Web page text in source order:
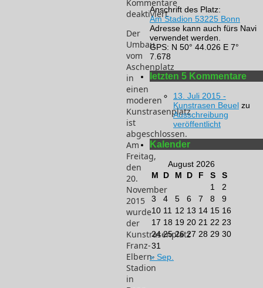
Kommentare
deaktiviert
Kunstrasenplatz
“Franz-
Elbern-
Stadion”
ist
fertig!
Der
Umbau
vom
Aschenplatz
in
einen
moderen
Kunstrasenplatz
ist
abgeschlossen.
Am
Freitag,
den
20.
November
2015
wurde
der
Kunstrasenplatz
Franz-
Elbern-
Stadion
in
Anschrift des Platz:
Am Stadion 53225 Bonn
Adresse kann auch fürs Navi
verwendet werden.
GPS: N 50° 44.026 E 7°
7.678
letzten 5 Kommentare
13. Juli 2015 -
Kunstrasen Beuel zu
Ausschreibung
veröffentlicht
Kalender
August 2026
M
D M D F S
S
1
2
3
4 5 6 7 8
9
10 11 12 13 14 15 16
17 18 19 20 21 22 23
24 25 26 27 28 29 30
31
« Sep.